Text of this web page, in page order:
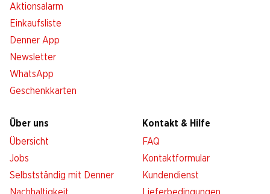
Aktionsalarm
Einkaufsliste
Denner App
Newsletter
WhatsApp
Geschenkkarten
Über uns
Übersicht
Jobs
Selbstständig mit Denner
Kontakt & Hilfe
FAQ
Kontaktformular
Kundendienst